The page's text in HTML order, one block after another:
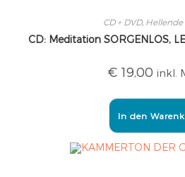
CD + DVD, Hellende
CD: Meditation SORGENLOS,
€ 19,00 inkl.
In den